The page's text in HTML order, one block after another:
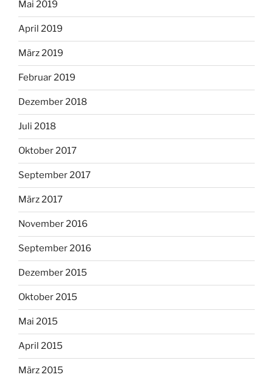
Mai 2019
April 2019
März 2019
Februar 2019
Dezember 2018
Juli 2018
Oktober 2017
September 2017
März 2017
November 2016
September 2016
Dezember 2015
Oktober 2015
Mai 2015
April 2015
März 2015